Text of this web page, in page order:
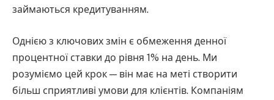
займаються кредитуванням.
Однією з ключових змін є обмеження денної
процентної ставки до рівня 1% на день. Ми
розуміємо цей крок — він має на меті створити
більш сприятливі умови для клієнтів. Компаніям